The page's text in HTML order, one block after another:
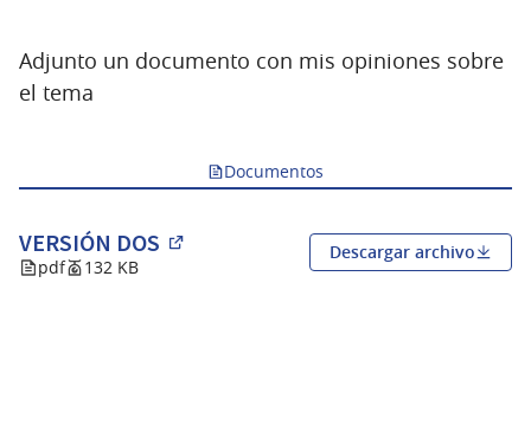
Adjunto un documento con mis opiniones sobre
el tema
Documentos
VERSIÓN DOS
(Abrir en una pestaña nueva)
pdf 132 KB
Descargar archivo